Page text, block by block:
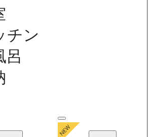
チン
呂